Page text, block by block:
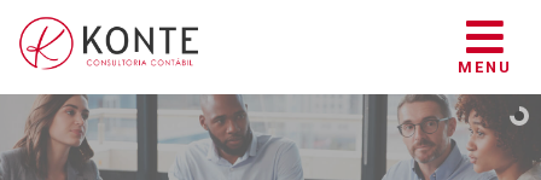
MENU